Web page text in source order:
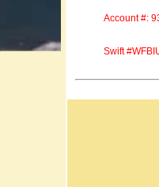
Account #:
Swift